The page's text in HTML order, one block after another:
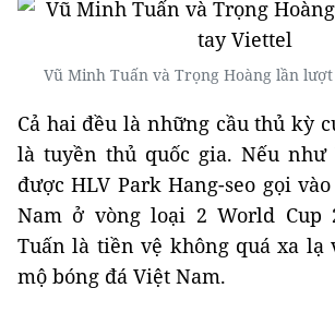
Vũ Minh Tuấn và Trọng Hoàng lần
Cả hai đều là những cầu thủ kỳ
là tuyền thủ quốc gia. Nếu như
được HLV Park Hang-seo gọi
Nam ở vòng loại 2 World Cup
Tuấn là tiền vệ không quá xa lạ
mộ bóng đá Việt Nam.